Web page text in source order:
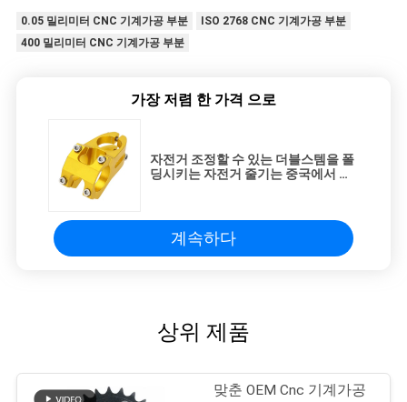
0.05 밀리미터 CNC 기계가공 부분
ISO 2768 CNC 기계가공 부분
400 밀리미터 CNC 기계가공 부분
가장 저렴 한 가격 으로
자전거 조정할 수 있는 더블스템을 폴
딩시키는 자전거 줄기는 중국에서 했
계속하다
상위 제품
맞춘 OEM Cnc 기계가공